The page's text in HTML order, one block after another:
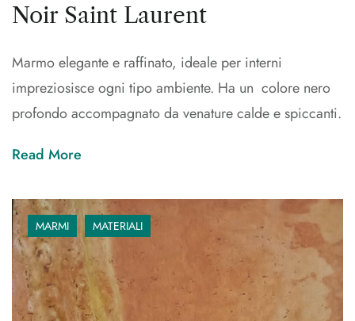
Noir Saint Laurent
Marmo elegante e raffinato, ideale per interni
impreziosisce ogni tipo ambiente. Ha un colore nero
profondo accompagnato da venature calde e spiccanti.
Read More
MARMI MATERIALI